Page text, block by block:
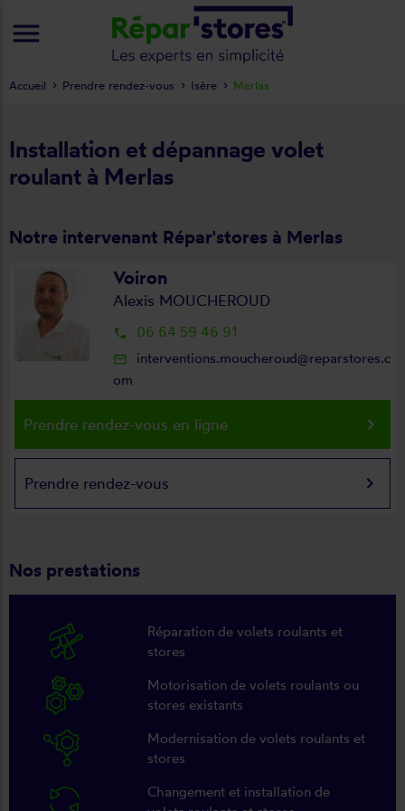
Installation et dépannage volet
roulant à Merlas
Notre intervenant Répar'stores à Merlas
Voiron
Alexis MOUCHEROUD
local_phone 06 64 59 46 91
mail_outline
interventions.moucheroud@reparstores.c
om
Prendre rendez-vous en ligne keyboard_arrow_right
Prendre rendez-vous keyboard_arrow_right
Nos prestations
Réparation de volets roulants et
stores
Motorisation de volets roulants ou
stores existants
Modernisation de volets roulants et
stores
Changement et installation de
Accueil Prendre rendez-vous Isère Merlas
menu